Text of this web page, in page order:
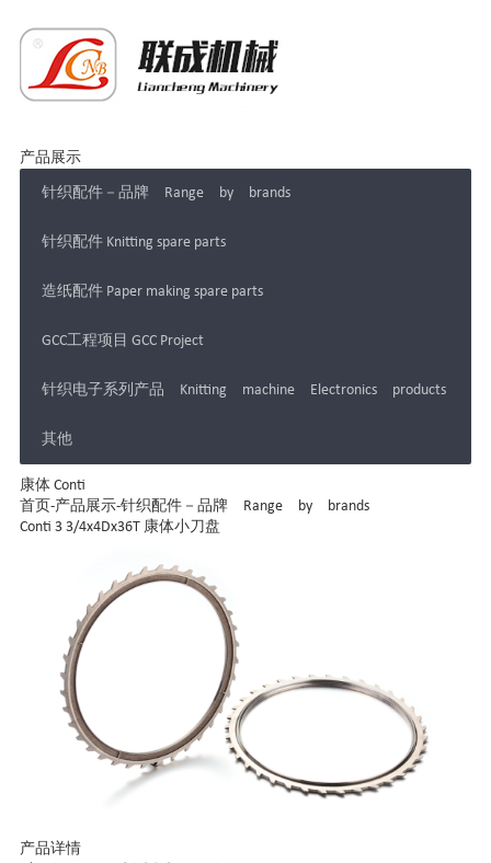
产品展示
针织配件－品牌 Range by brands
针织配件 Knitting spare parts
造纸配件 Paper making spare parts
GCC工程项目 GCC Project
针织电子系列产品 Knitting machine Electronics products
其他
康体 Conti
首页-产品展示-针织配件－品牌 Range by brands
Conti 3 3/4x4Dx36T 康体小刀盘
产品详情